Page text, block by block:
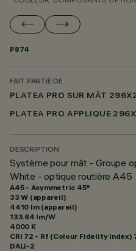
P874
FAIT PARTIE DE
PLATEA PRO SUR MÂT
PLATEA PRO APPLIQUE
DESCRIPTION
Système pour mât - Groupe
White - optique routière A45
A45 - Asymmetric 45°
33 W (appareil)
4410 lm (appareil)
133.64 lm/W
4000 K
CRI 72 - Rf (Colour Fidelity Index)
DALI-2